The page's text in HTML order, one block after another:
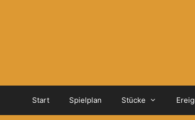
Start Spielplan Stücke